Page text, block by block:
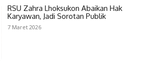
RSU Zahra Lhoksukon Abaikan Hak
Karyawan, Jadi Sorotan Publik
7 Maret 2026